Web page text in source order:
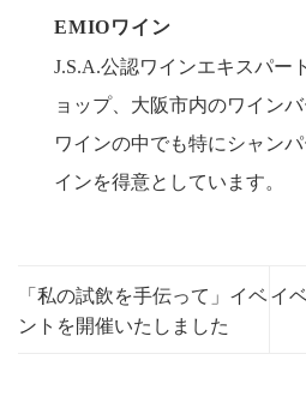
EMIOワイン
J.S.A.公認ワインエキスパー
ョップ、大阪市内のワイン
ワインの中でも特にシャン
インを得意としています。
「私の試飲を手伝って」イベ
ントを開催いたしました
イ